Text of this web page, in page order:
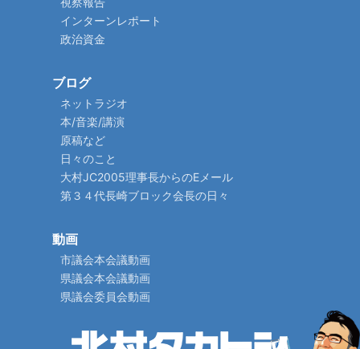
インターンレポート
政治資金
ブログ
ネットラジオ
本/音楽/講演
原稿など
日々のこと
大村JC2005理事長からのEメール
第３４代長崎ブロック会長の日々
動画
市議会本会議動画
県議会本会議動画
県議会委員会動画